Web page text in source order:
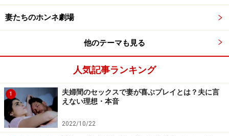
トワースト５をご紹介しますので、参考にしてください
ね。
女性がもらって困るプレゼント1：服
女性は服には細かいこだわりが
｢妻にきれいになって欲しい｣「こんな服装をして欲し
妻たちのホンネ劇場
他のテーマも見る
人気記事ランキング
1
夫婦間のセックスで妻が喜ぶプレイとは？夫に言
えない理想・本音
2022/10/22